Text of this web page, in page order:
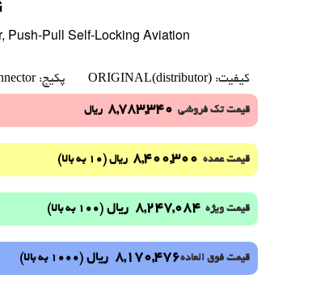
Push-Pull Self-Locking Aviation
کیفیت: ORIGINAL(distributor) پکیج:
قیمت تک فروشی 8,783,340 ریال
قیمت عمده 8,400,300 ریال (10 به بالا)
قیمت ویژه 8,247,084 ریال (100 به بالا)
قیمت فوق العاده8,170,476 ریال (1000 به بالا)